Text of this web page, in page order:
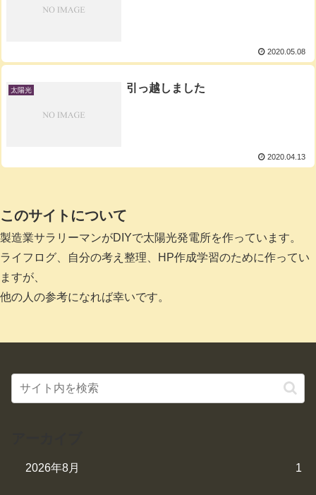
2020.05.08
太陽光 引っ越しました
2020.04.13
このサイトについて
製造業サラリーマンがDIYで太陽光発電所を作っています。
ライフログ、自分の考え整理、HP作成学習のために作ってい
ますが、
他の人の参考になれば幸いです。
2026年8月 1